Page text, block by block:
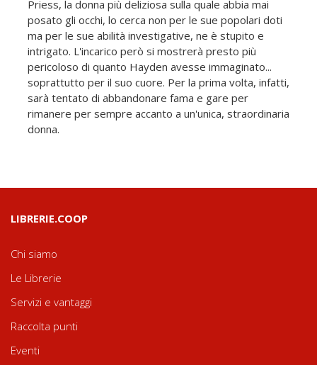
Priess, la donna più deliziosa sulla quale abbia mai
posato gli occhi, lo cerca non per le sue popolari doti
ma per le sue abilità investigative, ne è stupito e
intrigato. L'incarico però si mostrerà presto più
pericoloso di quanto Hayden avesse immaginato...
soprattutto per il suo cuore. Per la prima volta, infatti,
sarà tentato di abbandonare fama e gare per
rimanere per sempre accanto a un'unica, straordinaria
donna.
LIBRERIE.COOP
Chi siamo
Le Librerie
Servizi e vantaggi
Raccolta punti
Eventi